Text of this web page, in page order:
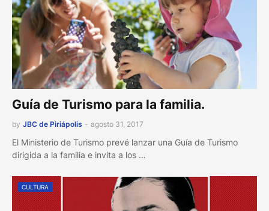
Guía de Turismo para la familia.
by JBC de Piriápolis - agosto 31, 2017
El Ministerio de Turismo prevé lanzar una Guía de Turismo
dirigida a la familia e invita a los …
CULTURA